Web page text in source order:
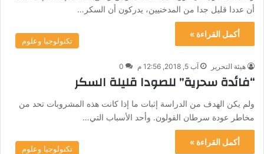
أن عددا قليل جدا من المدخنيين، يدركون أن السكر…
أكمل القراءة »
تكنولوجيا وعلوم
هيئة التحرير آب 5, 2018, 12:56 م 0
“فائدة سحرية” للصودا قليلة السكر
ولم يكن الهدف من الدراسة إثبات ما إذا كانت هذه المشروبات تحد من
مخاطر عودة سرطان القولون. وأحد الأسباب التي…
أكمل القراءة »
تكنولوجيا وعلوم